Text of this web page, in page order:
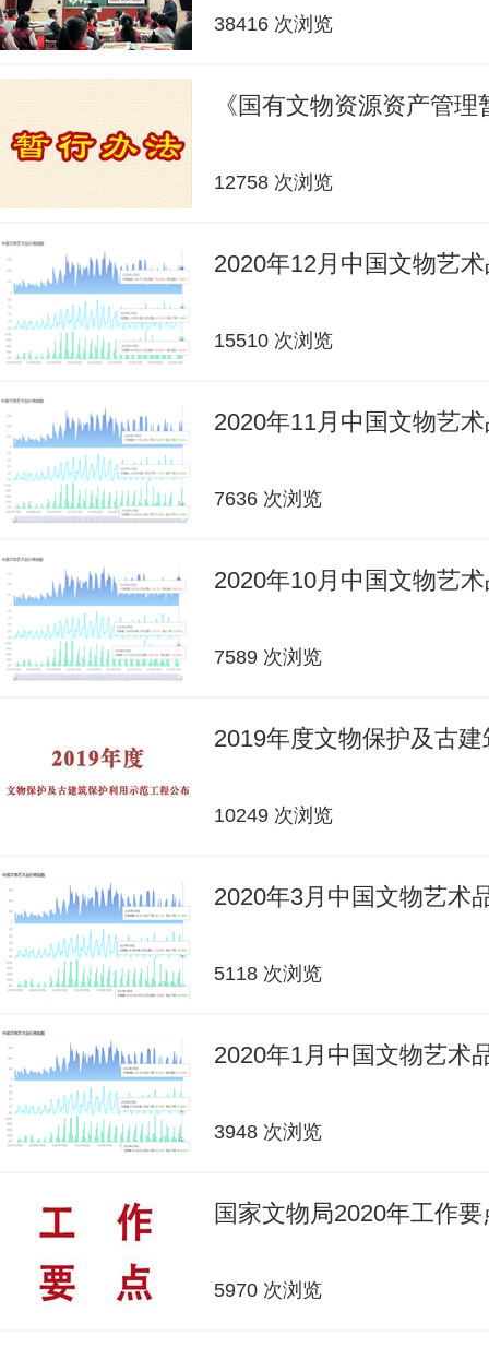
38416 次浏览
《国有文物资源资产管
12758 次浏览
2020年12月中国文物艺
15510 次浏览
2020年11月中国文物艺
7636 次浏览
2020年10月中国文物艺
7589 次浏览
2019年度文物保护及古
10249 次浏览
2020年3月中国文物艺术
5118 次浏览
2020年1月中国文物艺术
3948 次浏览
国家文物局2020年工作要
5970 次浏览